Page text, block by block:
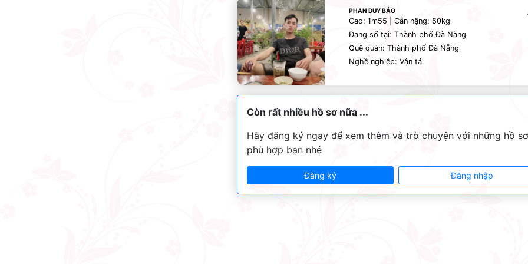
PHAN DUY BẢO
Cao: 1m55 | Cân nặng: 50kg
Đang số tại: Thành phố Đà Nẵng
Quê quán: Thành phố Đà Nẵng
Nghề nghiệp: Vận tải
Còn rất nhiều hồ sơ nữa ...
Hãy đăng ký ngay để xem thêm và trò chuyện với những hồ sơ
phù hợp bạn nhé
Đăng ký Đăng nhập